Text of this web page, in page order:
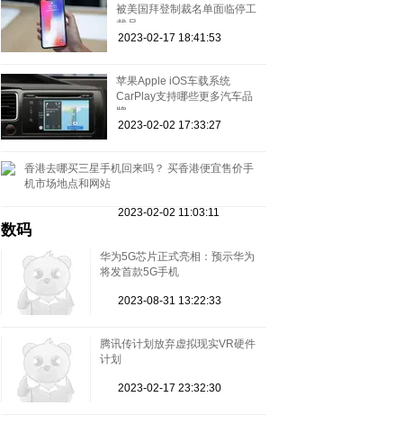
被美国拜登制裁名单面临停工
裁员
2023-02-17 18:41:53
苹果Apple iOS车载系统
CarPlay支持哪些更多汽车品
牌
2023-02-02 17:33:27
香港去哪买三星手机回来吗？ 买香港便宜售价手
机市场地点和网站
2023-02-02 11:03:11
数码
华为5G芯片正式亮相：预示华为
将发首款5G手机
2023-08-31 13:22:33
腾讯传计划放弃虚拟现实VR硬件
计划
2023-02-17 23:32:30